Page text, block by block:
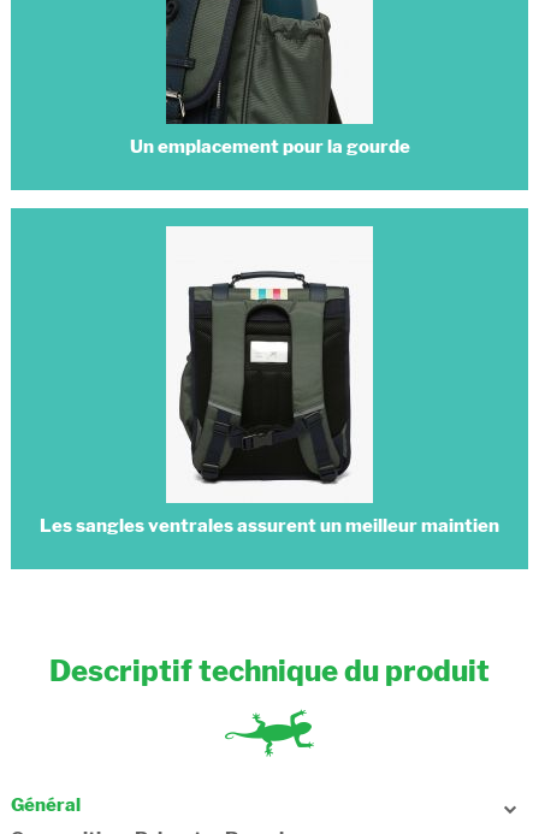
Un emplacement pour la gourde
Les sangles ventrales assurent un meilleur maintien
Descriptif technique du produit
Général